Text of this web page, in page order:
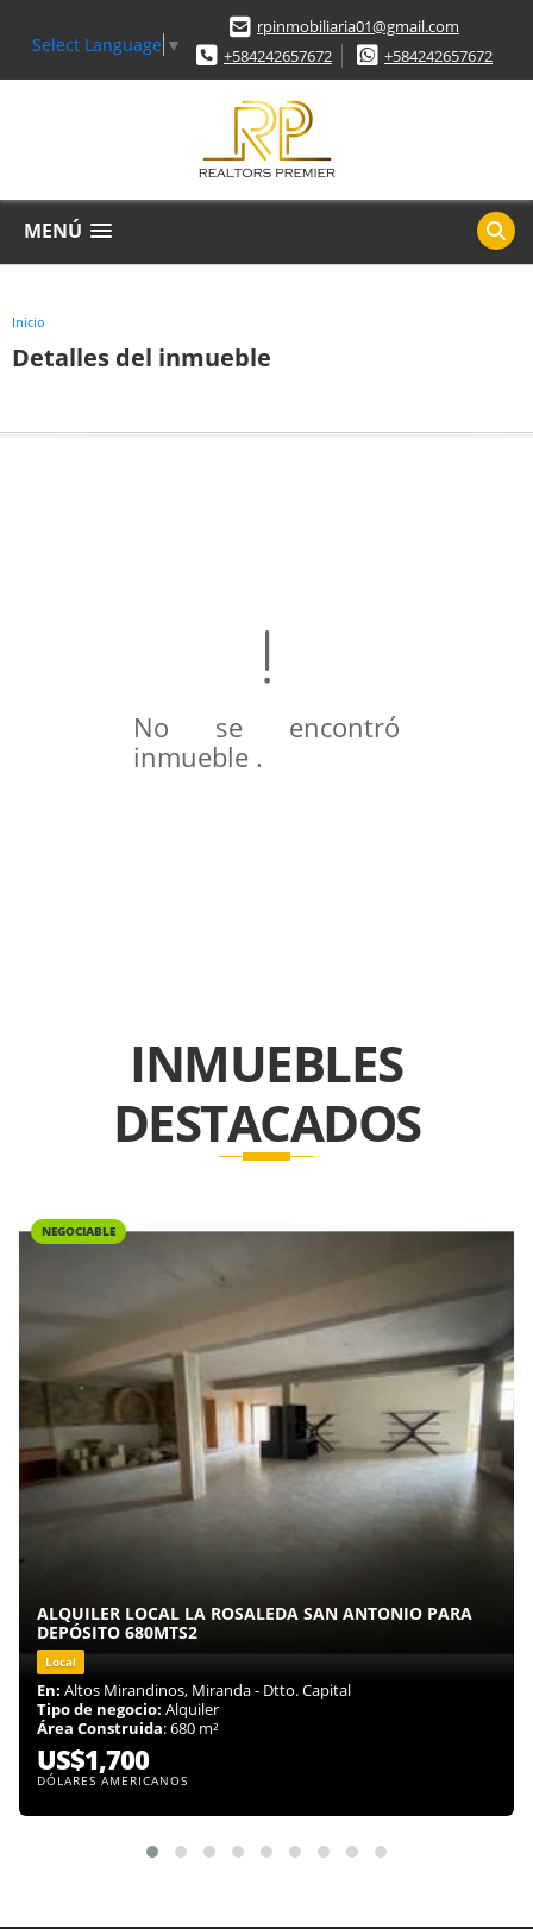
Select Language ▼
rpinmobiliaria01@gmail.com
+584242657672
+584242657672
MENÚ
Inicio
Detalles del inmueble
No se encontró
inmueble .
INMUEBLES
DESTACADOS
NEGOCIABLE
ALQUILER LOCAL LA ROSALEDA SAN ANTONIO PARA
DEPÓSITO 680MTS2
Local
En: Altos Mirandinos, Miranda - Dtto. Capital
Tipo de negocio: Alquiler
Área Construida: 680 m²
US$1,700
DÓLARES AMERICANOS